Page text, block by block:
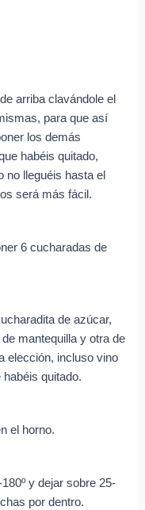
arriba clavándole el
para que así
los demás
habéis quitado,
no lleguéis hasta el
será más fácil.
6 cucharadas de
de azúcar,
mantequilla y otra de
elección, incluso vino
quitado.
el horno.
y dejar sobre 25-
por dentro.